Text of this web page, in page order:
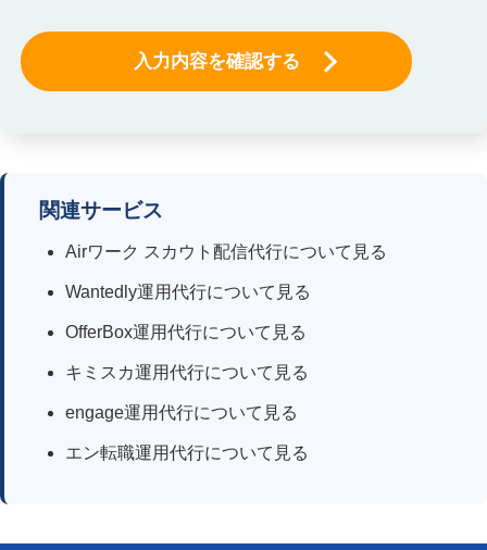
3．個人情報の利用目的
（2）当社サービスのご案内、資料送付、ご提案のため
（3）ご要望いただいたお打合せの実施、及びそれにかかる
ご連絡のため
（4）サービスの提供、ご契約に付随する各種業務、関連す
るアフターサービスのため
4．個人情報の第三者提供について
当社は、法令に基づく場合を除き、ご本人の同意なく取得し
た個人情報を第三者に提供することはありません。
ため、業務の一部を外部に委託する場合があります。業務委
関連サービス
Airワーク スカウト配信代行について見る
Wantedly運用代行について見る
OfferBox運用代行について見る
キミスカ運用代行について見る
engage運用代行について見る
エン転職運用代行について見る